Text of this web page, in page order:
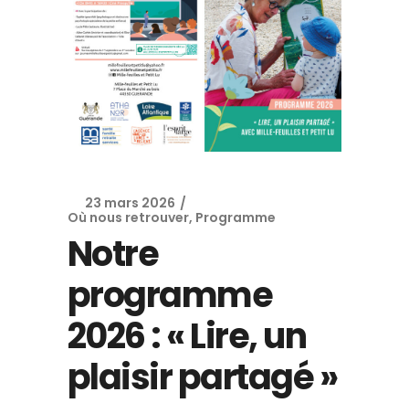
23 mars 2026
Où nous retrouver, Programme
Notre
programme
2026 : « Lire, un
plaisir partagé »